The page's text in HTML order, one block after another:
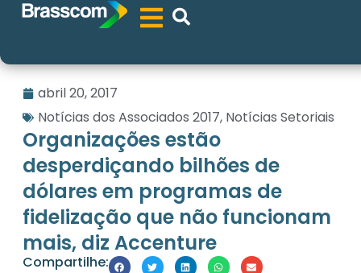
abril 20, 2017
Notícias dos Associados 2017, Notícias Setoriais
Organizações estão
desperdiçando bilhões de
dólares em programas de
fidelização que não funcionam
mais, diz Accenture
Compartilhe: